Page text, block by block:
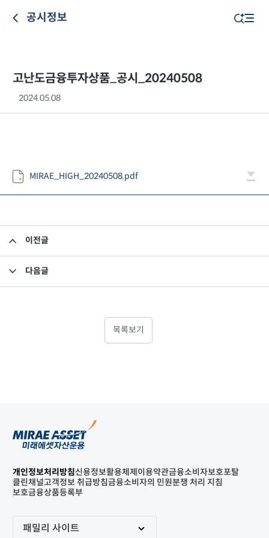
공시정보
고난도금융투자상품_공시_20240508
2024.05.08
MIRAE_HIGH_20240508.pdf
이전글
다음글
목록보기
개인정보처리방침신용정보활용체제 이용약관금융소비자보호포탈
클린채널고객정보 취급방침금융소비자의 민원분쟁 처리 지침
보호금융상품등록부
패밀리 사이트